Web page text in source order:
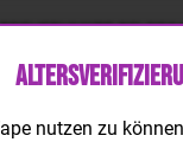
BEI
nutzen zu